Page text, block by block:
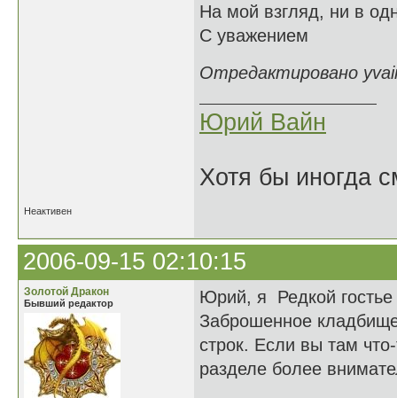
На мой взгляд, ни в
С уважением
Отредактировано
Юрий Вайн
Хотя бы иногда
Неактивен
2006-09-15 02:10:15
Золотой Дракон
Бывший редактор
Юрий, я Редкой
Заброшенное
строк. Если вы там
разделе более